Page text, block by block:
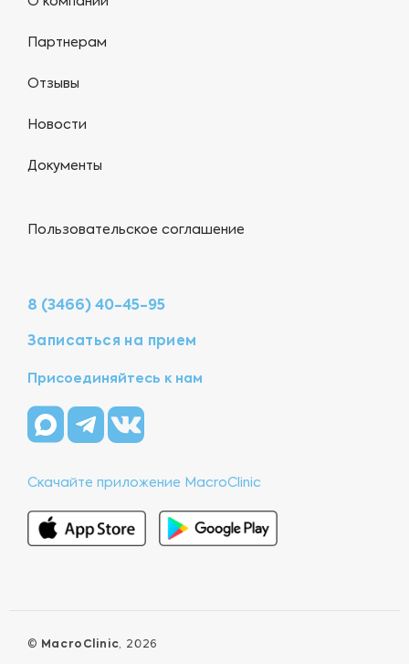
Партнерам
Отзывы
Новости
Документы
Пользовательское соглашение
8 (3466) 40-45-95
Записаться на прием
Присоединяйтесь к нам
Скачайте приложение MacroClinic
© MacroClinic, 2026